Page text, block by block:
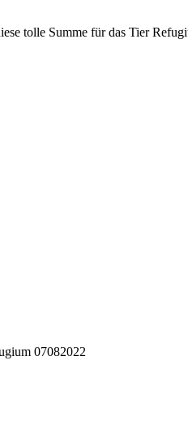
tolle Summe für das Tier